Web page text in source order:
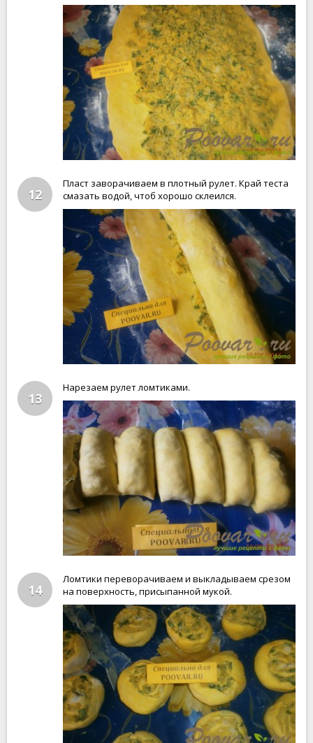
12
Пласт заворачиваем в плотный рулет. Край теста
смазать водой, чтоб хорошо склеился.
13
Нарезаем рулет ломтиками.
14
Ломтики переворачиваем и выкладываем срезом
на поверхность, присыпанной мукой.